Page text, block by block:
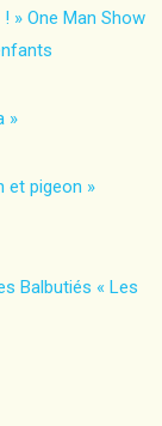
» One Man Show
»
et pigeon »
Balbutiés « Les